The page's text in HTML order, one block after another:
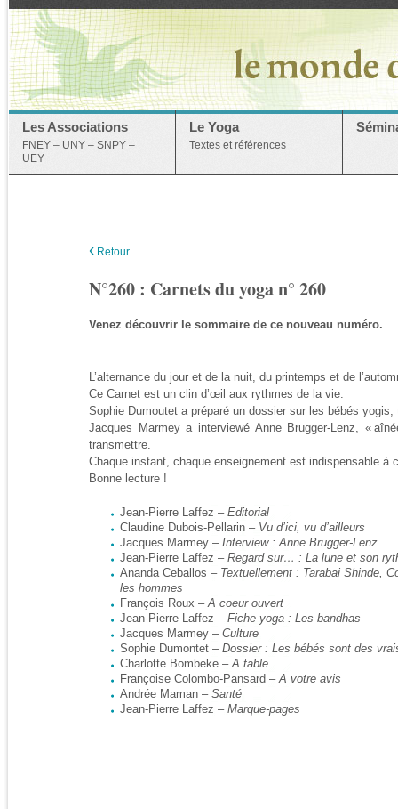
Les Associations
FNEY – UNY – SNPY –
UEY
Le Yoga
Textes et références
‹ Retour
N°260 : Carnets du yoga n° 260
Venez découvrir le sommaire de ce nouveau numéro.
L’alternance du jour et de la nuit, du printemps et de
Ce Carnet est un clin d’œil aux rythmes de la vie.
Sophie Dumoutet a préparé un dossier sur les bébés yogis,
Jacques Marmey a interviewé Anne Brugger-Lenz, «
transmettre.
Chaque instant, chaque enseignement est indispensable à
Bonne lecture !
Jean-Pierre Laffez – Editorial
Claudine Dubois-Pellarin – Vu d’ici, vu d’ailleurs
Jacques Marmey – Interview : Anne Brugger-Lenz
Jean-Pierre Laffez – Regard sur… : La lune et son
Ananda Ceballos – Textuellement : Tarabai Shinde,
les hommes
François Roux –A coeur ouvert
Jean-Pierre Laffez – Fiche yoga : Les bandhas
Jacques Marmey – Culture
Sophie Dumontet – Dossier : Les bébés sont des
Charlotte Bombeke –A table
Françoise Colombo-Pansard –A votre avis
Andrée Maman – Santé
Jean-Pierre Laffez – Marque-pages